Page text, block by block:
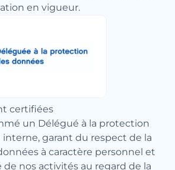
en vigueur.
certifiées
un Délégué à la protection
garant du respect de la
à caractère personnel et
nos activités au regard de la